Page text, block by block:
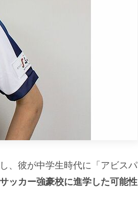
、彼が中学生時代に「アビスパ
ッカー強豪校に進学した可能性